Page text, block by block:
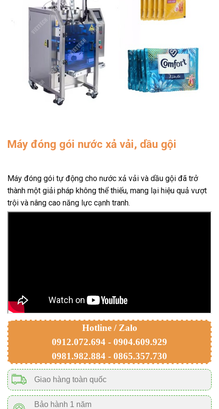
Máy đóng gói nước xả vải, dầu gội
Máy đóng gói tự động cho nước xả vải và dầu gội đã trở
thành một giải pháp không thể thiếu, mang lại hiệu quả vượt
trội và nâng cao năng lực cạnh tranh.
Hotline / Zalo
0912.072.694 - 0904.609.929
0981.982.884 - 0865.357.730
Giao hàng toàn quốc
Bảo hành 1 năm